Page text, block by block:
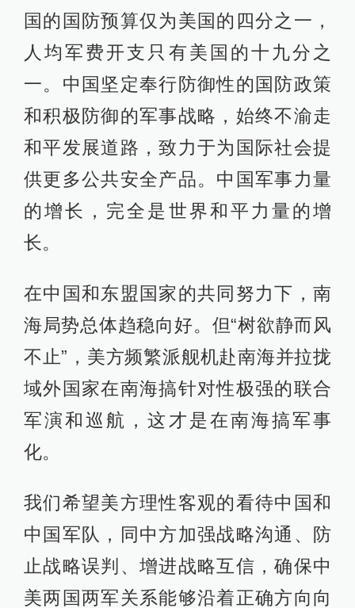
国的国防预算仅为美国的四分之一，
人均军费开支只有美国的十九分之
一。中国坚定奉行防御性的国防政策
和积极防御的军事战略，始终不渝走
和平发展道路，致力于为国际社会提
供更多公共安全产品。中国军事力量
的增长，完全是世界和平力量的增
长。
在中国和东盟国家的共同努力下，南
海局势总体趋稳向好。但“树欲静而风
不止”，美方频繁派舰机赴南海并拉拢
域外国家在南海搞针对性极强的联合
军演和巡航，这才是在南海搞军事
化。
我们希望美方理性客观的看待中国和
中国军队，同中方加强战略沟通、防
止战略误判、增进战略互信，确保中
美两国两军关系能够沿着正确方向向